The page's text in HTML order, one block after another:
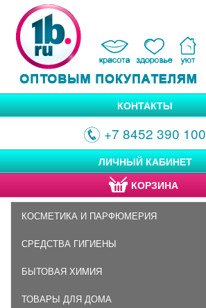
КОНТАКТЫ
+7 8452 390 100
ЛИЧНЫЙ КАБИНЕТ
КОРЗИНА
КОСМЕТИКА И ПАРФЮМЕРИЯ
СРЕДСТВА ГИГИЕНЫ
БЫТОВАЯ ХИМИЯ
ТОВАРЫ ДЛЯ ДОМА